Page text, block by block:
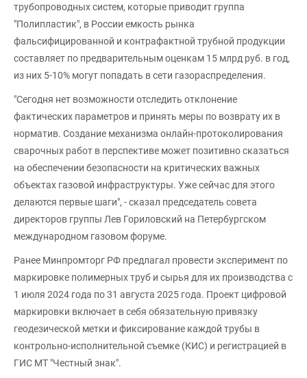
трубопроводных систем, которые приводит группа
"Полипластик", в России емкость рынка
фальсифицированной и контрафактной трубной продукции
составляет по предварительным оценкам 15 млрд руб. в год,
из них 5-10% могут попадать в сети газораспределения.
"Сегодня нет возможности отследить отклонение
фактических параметров и принять меры по возврату их в
норматив. Создание механизма онлайн-протоколирования
сварочных работ в перспективе может позитивно сказаться
на обеспечении безопасности на критических важных
объектах газовой инфраструктуры. Уже сейчас для этого
делаются первые шаги", - сказал председатель совета
директоров группы Лев Гориловский на Петербургском
международном газовом форуме.
Ранее Минпромторг РФ предлагал провести эксперимент по
маркировке полимерных труб и сырья для их производства с
1 июля 2024 года по 31 августа 2025 года. Проект цифровой
маркировки включает в себя обязательную привязку
геодезической метки и фиксирование каждой трубы в
контрольно-исполнительной съемке (КИС) и регистрацией в
ГИС МТ "Честный знак".